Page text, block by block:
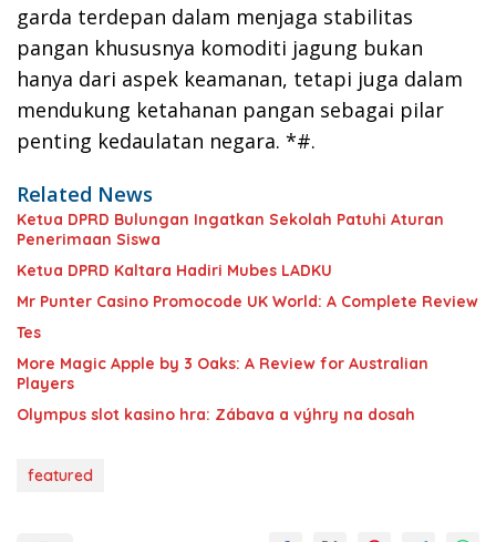
garda terdepan dalam menjaga stabilitas
pangan khususnya komoditi jagung bukan
hanya dari aspek keamanan, tetapi juga dalam
mendukung ketahanan pangan sebagai pilar
penting kedaulatan negara. *#.
Related News
Ketua DPRD Bulungan Ingatkan Sekolah Patuhi Aturan
Penerimaan Siswa
Ketua DPRD Kaltara Hadiri Mubes LADKU
Mr Punter Casino Promocode UK World: A Complete Review
Tes
More Magic Apple by 3 Oaks: A Review for Australian
Players
Olympus slot kasino hra: Zábava a výhry na dosah
featured